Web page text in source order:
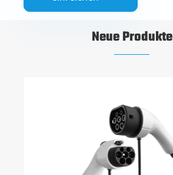
Neue Produkte